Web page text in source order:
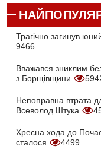
Трагічно загинув
9466
Вважався зниклим
з Борщівщини
Непоправна втрата
Всеволод Штука
Хресна хода до
сталося
4499